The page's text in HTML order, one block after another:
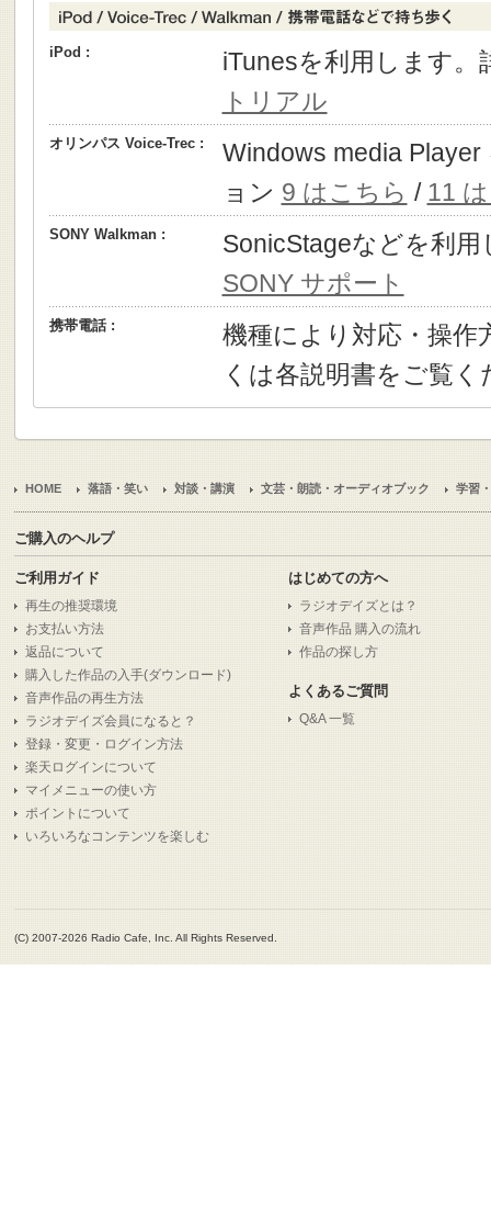
iPod :
iTunesを利用します
トリアル
オリンパス Voice-Trec :
Windows media
ョン 9 はこちら / 11
SONY Walkman :
SonicStageなどを利
SONY サポート
携帯電話 :
機種により対応・操作
くは各説明書をご覧く
HOME 落語・笑い 対談・講演 文芸・朗読・オーディオブック 学習
ご購入のヘルプ
ご利用ガイド
再生の推奨環境
お支払い方法
返品について
購入した作品の入手(ダウンロード)
音声作品の再生方法
ラジオデイズ会員になると？
登録・変更・ログイン方法
楽天ログインについて
マイメニューの使い方
ポイントについて
いろいろなコンテンツを楽しむ
はじめての方へ
ラジオデイズとは？
音声作品 購入の流れ
作品の探し方
よくあるご質問
Q&A 一覧
(C) 2007-2026 Radio Cafe, Inc. All Rights Reserved.